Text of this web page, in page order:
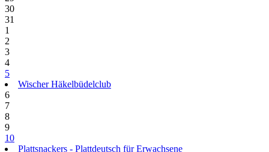
30
31
1
2
3
4
5
Wischer Häkelbüdelclub
6
7
8
9
10
Plattsnackers - Plattdeutsch für Erwachsene